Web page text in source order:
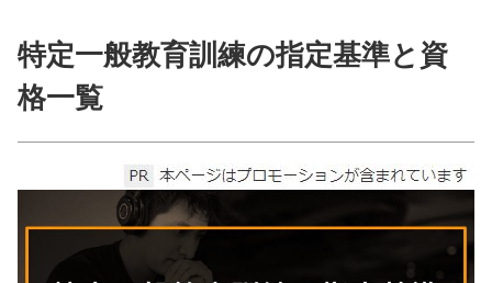
特定一般教育訓練の指定基準と資
格一覧